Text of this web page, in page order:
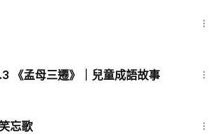
《孟母三遷》｜兒童成語故事
忘歌